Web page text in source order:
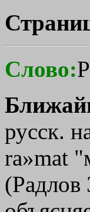
Слово:
русск.
rа»mаt
(Радлов